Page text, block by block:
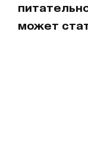
может